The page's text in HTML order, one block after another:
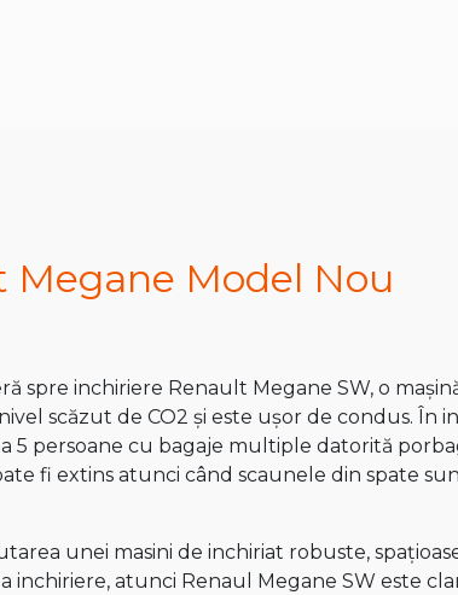
Megane Model Nou
spre inchiriere Renault Megane SW, o
scăzut de CO2 și este ușor de condus. În
5 persoane cu bagaje multiple datorită
fi extins atunci când scaunele din spate
unei masini de inchiriat robuste,
inchiriere, atunci Renaul Megane SW este